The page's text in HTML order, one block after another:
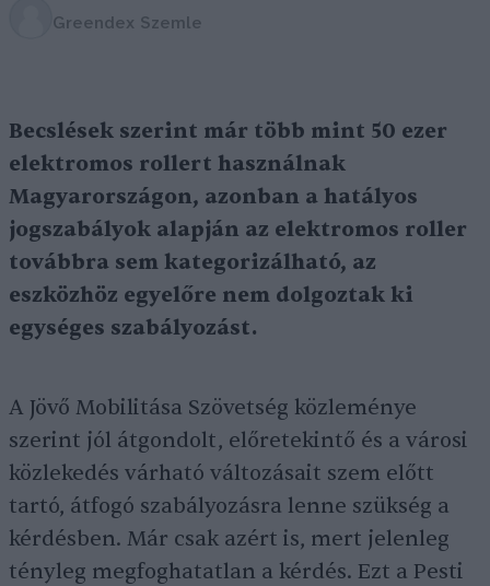
Greendex Szemle
Becslések szerint már több mint 50 ezer
elektromos rollert használnak
Magyarországon, azonban a hatályos
jogszabályok alapján az elektromos roller
továbbra sem kategorizálható, az
eszközhöz egyelőre nem dolgoztak ki
egységes szabályozást.
A Jövő Mobilitása Szövetség közleménye
szerint jól átgondolt, előretekintő és a városi
közlekedés várható változásait szem előtt
tartó, átfogó szabályozásra lenne szükség a
kérdésben. Már csak azért is, mert jelenleg
tényleg megfoghatatlan a kérdés. Ezt a Pesti